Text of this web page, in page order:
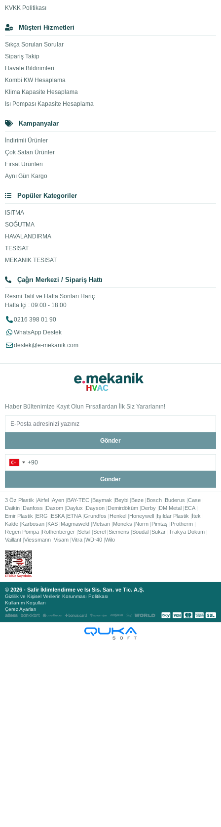
KVKK Politikası
Müşteri Hizmetleri
Sıkça Sorulan Sorular
Sipariş Takip
Havale Bildirimleri
Kombi KW Hesaplama
Klima Kapasite Hesaplama
Isı Pompası Kapasite Hesaplama
Kampanyalar
İndirimli Ürünler
Çok Satan Ürünler
Fırsat Ürünleri
Aynı Gün Kargo
Popüler Kategoriler
ISITMA
SOĞUTMA
HAVALANDIRMA
TESİSAT
MEKANİK TESİSAT
Çağrı Merkezi / Sipariş Hattı
Resmi Tatil ve Hafta Sonları Hariç
Hafta İçi : 09:00 - 18:00
0216 398 01 90
WhatsApp Destek
destek@e-mekanik.com
Haber Bültenimize Kayıt Olun Fırsatlardan İlk Siz Yararlanın!
Gönder
Gönder
3 Öz Plastik Airfel Ayen BAY-TEC Baymak Beybi Beze Bosch Buderus Case
Daikin Danfoss Daxom Daylux Dayson Demirdöküm Derby DM Metal ECA
Emir Plastik
ERG ESKA ETNA Grundfos Henkel Honeywell Işıldar Plastik
İtek
Kalde Karbosan KAS Magmaweld Metsan Moneks Norm Pimtaş
Protherm
Regen Pompa Rothenberger Selsil Serel Siemens Soudal Sukar Trakya Döküm
Vaillant Viessmann Visam Vitra WD-40 Wilo
© 2026 - Safir İklimlendirme ve Isı Sis. San. ve Tic. A.Ş.
Gizlilik ve Kişisel Verilerin Korunması Politikası
Kullanım Koşulları
Çerez Ayarları